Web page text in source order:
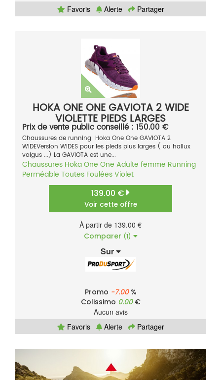
Favoris
Alerte Partager
HOKA ONE ONE GAVIOTA 2 WIDE
VIOLETTE PIEDS LARGES
Prix de vente public conseillé : 150.00 €
Chaussures de running Hoka One One GAVIOTA 2
WIDEVersion WiDES pour les pieds plus larges ( ou hallux
valgus ...) La GAVIOTA est une...
Chaussures Hoka One One Adulte femme Running
Perméable Toutes FouléesViolet
139.00 €
Voir cette offre
À partir de 139.00 €
Comparer (1)
Sur
Promo -7.00%
Colissimo 0.00€
Aucun avis
Favoris
Alerte Partager